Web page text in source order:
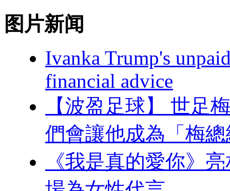
图片新闻
Ivanka Trump's
financial advice
【波盈足球】 世足
們會讓他成為「梅
《我是真的愛你》